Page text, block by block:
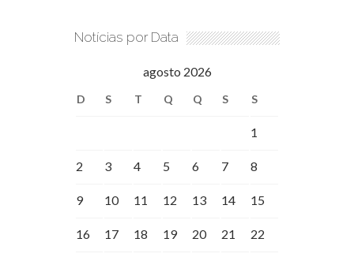
Notícias por Data
agosto 2026
D S T Q Q S S
1
2 3 4 5 6 7 8
9 10 11 12 13 14 15
16 17 18 19 20 21 22